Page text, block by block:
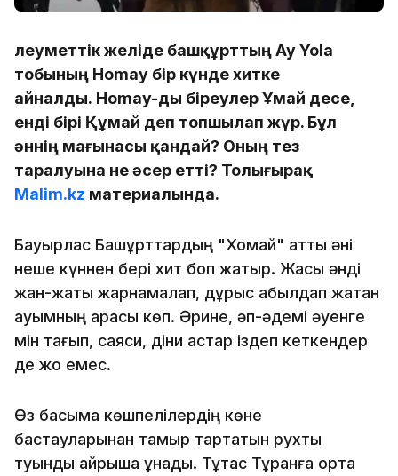
Әлеуметтік желіде башқұрттың Ay Yola
тобының Homay бір күнде хитке
айналды. Homay-ды біреулер Ұмай десе,
енді бірі Құмай деп топшылап жүр. Бұл
әннің мағынасы қандай? Оның тез
таралуына не әсер етті? Толығырақ
Malim.kz материалында.
Бауырлас Башқұрттардың "Хомай" атты әні
неше күннен бері хит боп жатыр. Жақсы әнді
жан-жақты жарнамалап, дұрыс қабылдап жатқан
қауымның қарасы көп. Әрине, әп-әдемі әуенге
мін тағып, саяси, діни астар іздеп кеткендер
де жоқ емес.
Өз басыма көшпелілердің көне
бастауларынан тамыр тартатын рухты
туынды айрықша ұнады. Тұтас Тұранға ортақ